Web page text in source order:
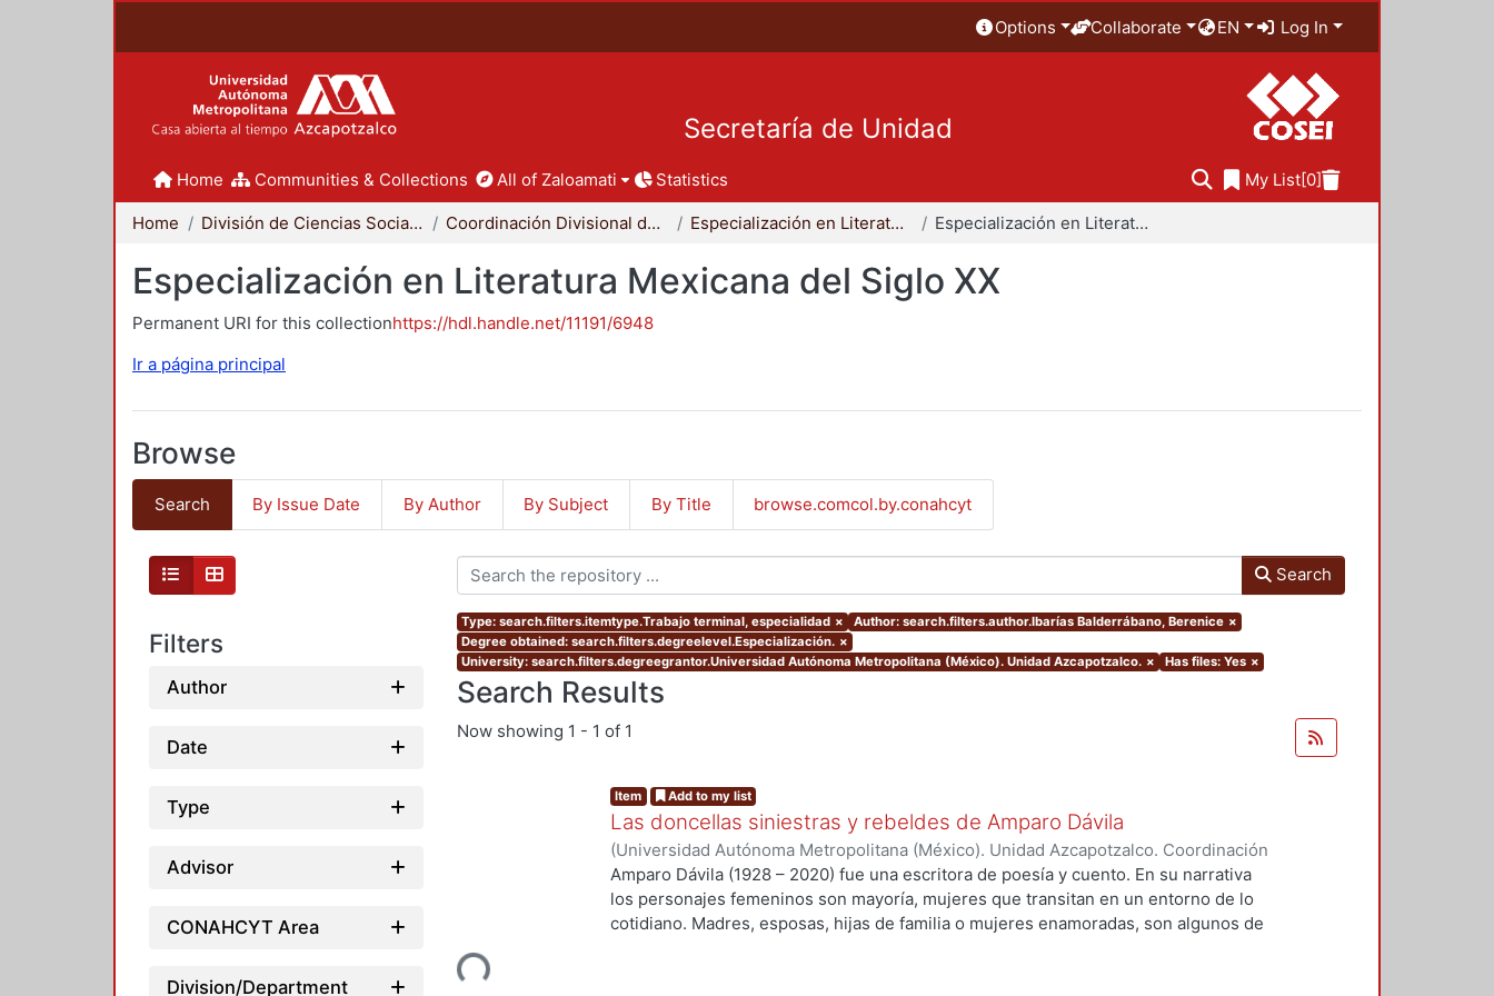
Options Collaborate EN Log In
Secretaría de Unidad
Home Communities & Collections All of Zaloamati Statistics My List[0]
Home División de Ciencias Sociales y Humanidades Coordinación Divisional de Posgrado Especialización en Literatura Mexicana del Siglo XX Especialización en Literatura Mexicana del Siglo XX
Especialización en Literatura Mexicana del Siglo XX
Permanent URI for this collectionhttps://hdl.handle.net/11191/6948
Ir a página principal
Browse
Search By Issue Date By Author By Subject By Title browse.comcol.by.conahcyt
Filters
Author
Date
Type
Advisor
CONAHCYT Area
Division/Department
Search
Type: search.filters.itemtype.Trabajo terminal, especialidad × Author: search.filters.author.Ibarías Balderrábano, Berenice ×
Degree obtained: search.filters.degreelevel.Especialización. ×
University: search.filters.degreegrantor.Universidad Autónoma Metropolitana (México). Unidad Azcapotzalco. × Has files: Yes ×
Search Results
Now showing 1 - 1 of 1
Loading...
Item Add to my list
Las doncellas siniestras y rebeldes de Amparo Dávila
(Universidad Autónoma Metropolitana (México). Unidad Azcapotzalco. Coordinación
de Servicios de Información. ,2021-10)Ibarías Balderrábano, Berenice
Amparo Dávila (1928 – 2020) fue una escritora de poesía y cuento. En su narrativa
los personajes femeninos son mayoría, mujeres que transitan en un entorno de lo
cotidiano. Madres, esposas, hijas de familia o mujeres enamoradas, son algunos de